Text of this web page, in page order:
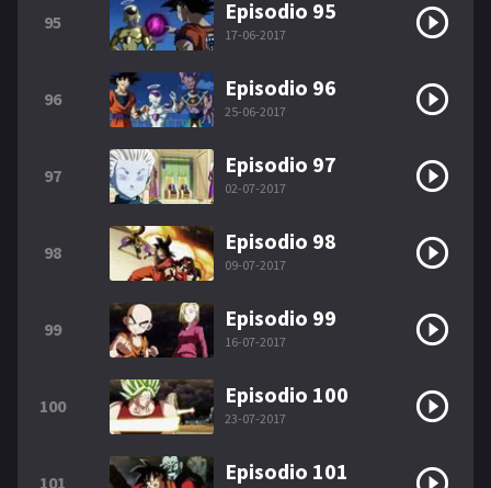
95 Episodio 95
17-06-2017
96 Episodio 96
25-06-2017
97 Episodio 97
02-07-2017
98 Episodio 98
09-07-2017
99 Episodio 99
16-07-2017
100 Episodio 100
23-07-2017
101 Episodio 101